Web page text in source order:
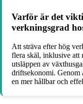
Varför är det
verkningsgrad
Att sträva efter hög
flera skäl, inklusive att
utsläppen av
driftsekonomi. Genom
en mer hållbar och